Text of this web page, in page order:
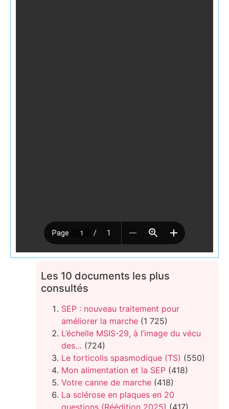
Les 10 documents les plus
consultés
SEP : nouveau traitement pour
améliorer la marche (1 725)
L’échelle MSIS-29, à l’image du vécu
des… (724)
Le torticolis spasmodique (TS) (550)
Mon alimentation et la SEP (418)
Votre canne de marche (418)
La sclérose en plaques en 20
questions (Réédition 2025) (417)